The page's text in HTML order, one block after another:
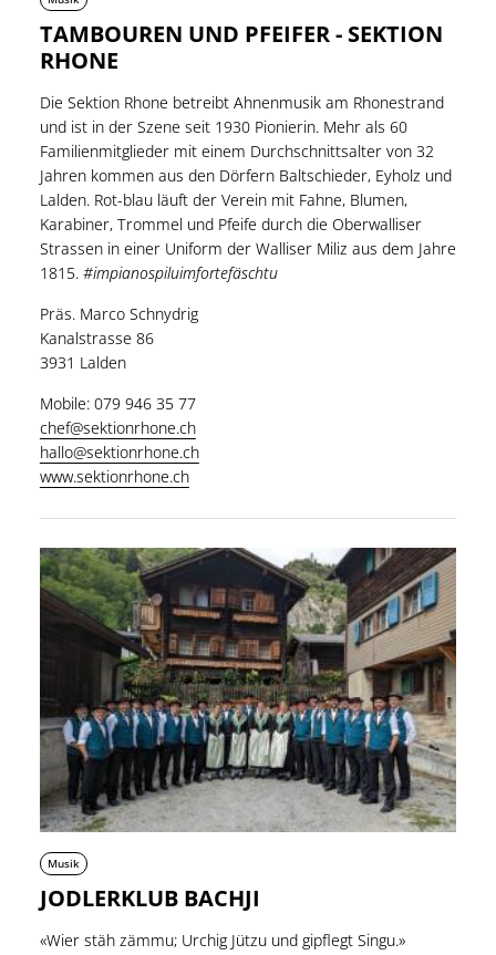
TAMBOUREN UND PFEIFER - SEKTION
RHONE
Die Sektion Rhone betreibt Ahnenmusik am Rhonestrand
und ist in der Szene seit 1930 Pionierin. Mehr als 60
Familienmitglieder mit einem Durchschnittsalter von 32
Jahren kommen aus den Dörfern Baltschieder, Eyholz und
Lalden. Rot-blau läuft der Verein mit Fahne, Blumen,
Karabiner, Trommel und Pfeife durch die Oberwalliser
Strassen in einer Uniform der Walliser Miliz aus dem Jahre
1815. #impianospiluimfortefäschtu
Präs. Marco Schnydrig
Kanalstrasse 86
3931 Lalden
Mobile: 079 946 35 77
chef@sektionrhone.ch
hallo@sektionrhone.ch
www.sektionrhone.ch
Musik
JODLERKLUB BACHJI
«Wier stäh zämmu; Urchig Jützu und gipflegt Singu.»